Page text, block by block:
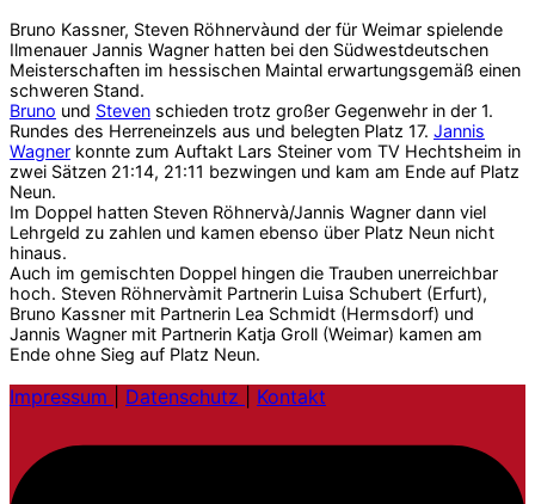
Bruno Kassner, Steven Röhnervàund der für Weimar spielende
Ilmenauer Jannis Wagner hatten bei den Südwestdeutschen
Meisterschaften im hessischen Maintal erwartungsgemäß einen
schweren Stand.
Bruno und Steven schieden trotz großer Gegenwehr in der 1.
Rundes des Herreneinzels aus und belegten Platz 17. Jannis
Wagner konnte zum Auftakt Lars Steiner vom TV Hechtsheim in
zwei Sätzen 21:14, 21:11 bezwingen und kam am Ende auf Platz
Neun.
Im Doppel hatten Steven Röhnervà/Jannis Wagner dann viel
Lehrgeld zu zahlen und kamen ebenso über Platz Neun nicht
hinaus.
Auch im gemischten Doppel hingen die Trauben unerreichbar
hoch. Steven Röhnervàmit Partnerin Luisa Schubert (Erfurt),
Bruno Kassner mit Partnerin Lea Schmidt (Hermsdorf) und
Jannis Wagner mit Partnerin Katja Groll (Weimar) kamen am
Ende ohne Sieg auf Platz Neun.
Impressum Datenschutz Kontakt